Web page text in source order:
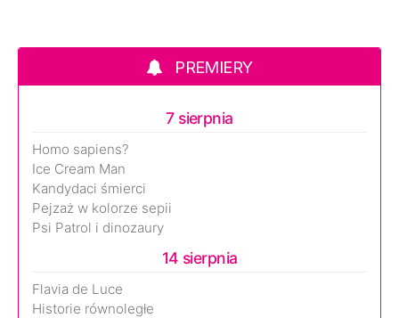
PREMIERY
7 sierpnia
Homo sapiens?
Ice Cream Man
Kandydaci śmierci
Pejzaż w kolorze sepii
Psi Patrol i dinozaury
14 sierpnia
Flavia de Luce
Historie równoległe